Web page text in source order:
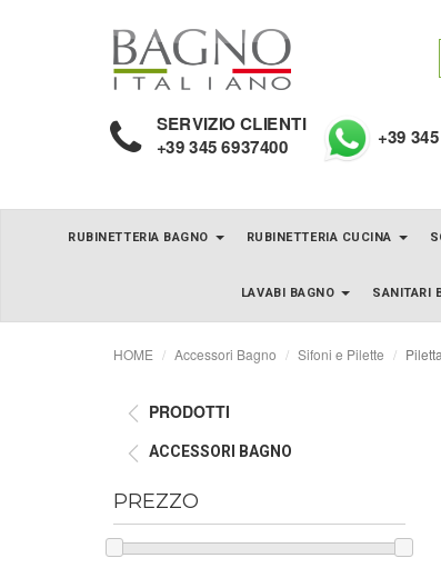
SERVIZIO CLIENTI
+39 345 6937400 +39
RUBINETTERIA BAGNO RUBINETTERIA CUCINA
LAVABI BAGNO SANITARI
HOME Accessori Bagno Sifoni e Pilette
PRODOTTI
ACCESSORI BAGNO
PREZZO